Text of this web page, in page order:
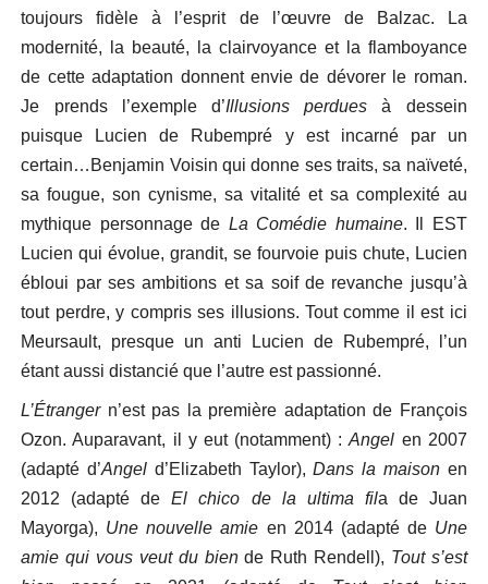
toujours fidèle à l’esprit de l’œuvre de Balzac. La
modernité, la beauté, la clairvoyance et la flamboyance
de cette adaptation donnent envie de dévorer le roman.
Je prends l’exemple d’Illusions perdues à dessein
puisque Lucien de Rubempré y est incarné par un
certain…Benjamin Voisin qui donne ses traits, sa naïveté,
sa fougue, son cynisme, sa vitalité et sa complexité au
mythique personnage de La Comédie humaine. Il EST
Lucien qui évolue, grandit, se fourvoie puis chute, Lucien
ébloui par ses ambitions et sa soif de revanche jusqu’à
tout perdre, y compris ses illusions. Tout comme il est ici
Meursault, presque un anti Lucien de Rubempré, l’un
étant aussi distancié que l’autre est passionné.
L’Étrangern’est pas la première adaptation de François
Ozon. Auparavant, il y eut (notamment) :Angel en 2007
(adapté d’Angel d’Elizabeth Taylor),Dans la maison en
2012 (adapté de El chico de la ultima fila de Juan
Mayorga), Une nouvelle amie en 2014 (adapté de Une
amie qui vous veut du biende Ruth Rendell), Tout s’est